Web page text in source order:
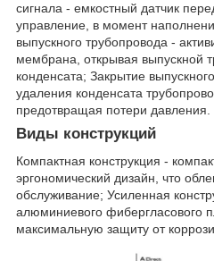
сигнала - емкостный датчик
управление, в момент
выпускного трубопровода -
мембрана, открывая выпускной
конденсата; Закрытие
удаления конденсата
предотвращая потери давления.
Виды конструкций
Компактная конструкция -
эргономический дизайн, что
обслуживание; Усиленная
алюминиевого фибергласового
максимальную защиту от